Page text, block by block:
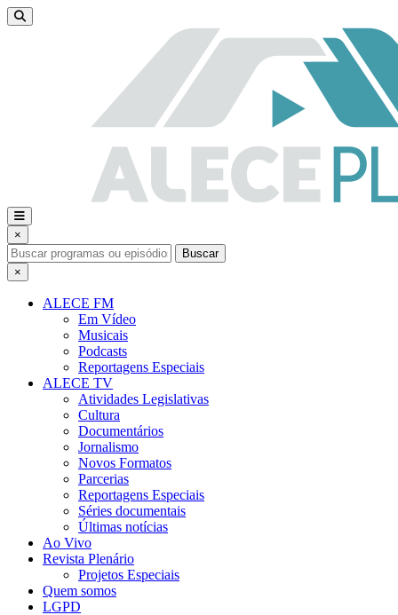
×
Buscar
×
ALECE FM
Em Vídeo
Musicais
Podcasts
Reportagens Especiais
ALECE TV
Atividades Legislativas
Cultura
Documentários
Jornalismo
Novos Formatos
Parcerias
Reportagens Especiais
Séries documentais
Últimas notícias
Ao Vivo
Revista Plenário
Projetos Especiais
Quem somos
LGPD